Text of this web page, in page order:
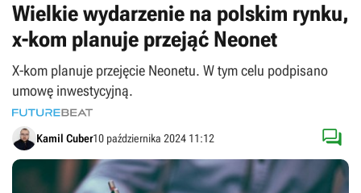
Wielkie wydarzenie na polskim rynku,
x-kom planuje przejąć Neonet
X-kom planuje przejęcie Neonetu. W tym celu podpisano
umowę inwestycyjną.
Kamil Cuber10 października 2024 11:12 